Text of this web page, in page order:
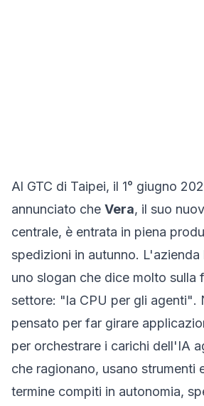
Al GTC di Taipei, il 1° giugno
annunciato che Vera, il suo
centrale, è entrata in piena
spedizioni in autunno. L'azienda
uno slogan che dice molto sulla
settore: "la CPU per gli agenti".
pensato per far girare
per orchestrare i carichi dell'IA
che ragionano, usano strumenti
termine compiti in autonomia,